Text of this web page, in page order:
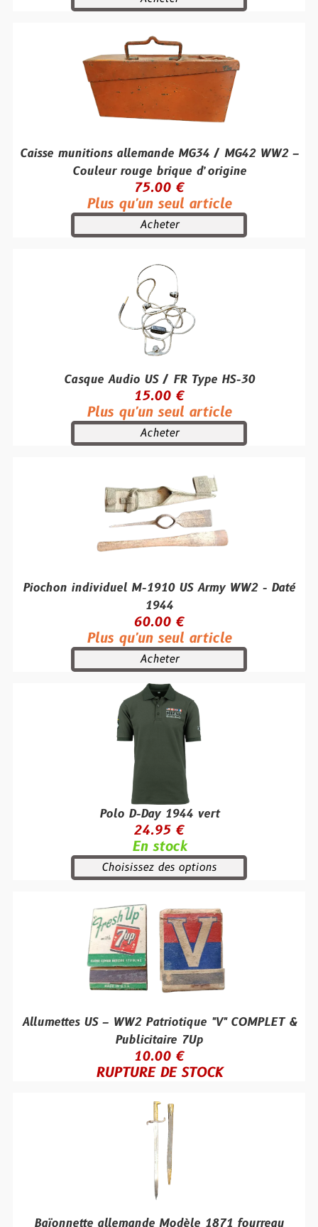
Caisse munitions allemande MG34 / MG42 WW2 –
Couleur rouge brique d’origine
75.00 €
Plus qu'un seul article
Acheter
Casque Audio US / FR Type HS-30
15.00 €
Plus qu'un seul article
Acheter
Piochon individuel M-1910 US Army WW2 - Daté
1944
60.00 €
Plus qu'un seul article
Acheter
Polo D-Day 1944 vert
24.95 €
En stock
Choisissez des options
Allumettes US – WW2 Patriotique "V" COMPLET &
Publicitaire 7Up
10.00 €
RUPTURE DE STOCK
Baïonnette allemande Modèle 1871 fourreau